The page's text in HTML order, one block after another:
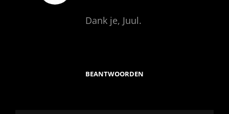
Dank je, Juul.
BEANTWOORDEN